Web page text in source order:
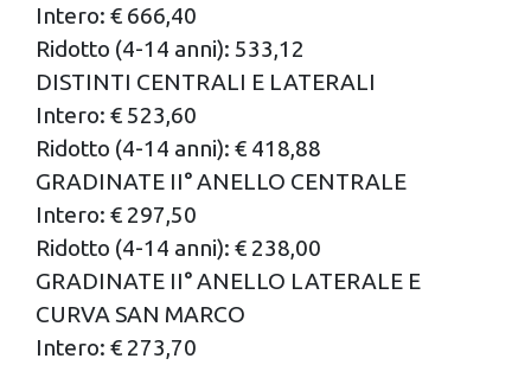
Intero: € 666,40
Ridotto (4-14 anni): 533,12
DISTINTI CENTRALI E LATERALI
Intero: € 523,60
Ridotto (4-14 anni): € 418,88
GRADINATE II° ANELLO CENTRALE
Intero: € 297,50
Ridotto (4-14 anni): € 238,00
GRADINATE II° ANELLO LATERALE E
CURVA SAN MARCO
Intero: € 273,70